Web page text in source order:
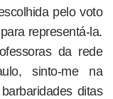
pelo voto
representá-la.
da rede
sinto-me na
ditas